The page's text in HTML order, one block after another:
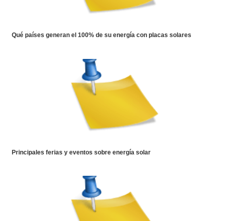
Qué países generan el 100% de su energía con placas solares
Principales ferias y eventos sobre energía solar